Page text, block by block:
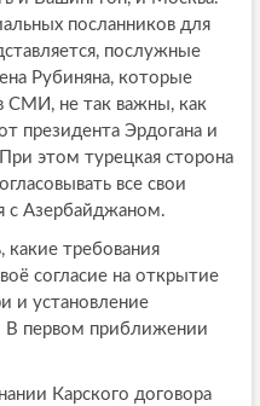
посланников для
послужные
Рубиняна, которые
СМИ, не так важны, как
президента Эрдогана и
этом турецкая сторона
все свои
с Азербайджаном.
требования
согласие на открытие
и установление
В первом приближении
Карского договора